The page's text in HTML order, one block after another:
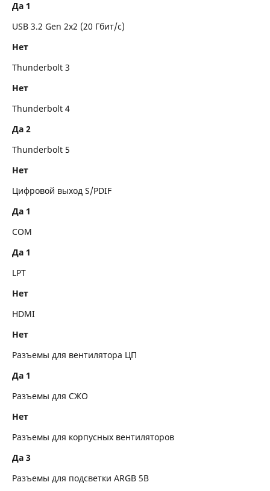
Да 1
USB 3.2 Gen 2x2 (20 Гбит/с)
Нет
Thunderbolt 3
Нет
Thunderbolt 4
Да 2
Thunderbolt 5
Нет
Цифровой выход S/PDIF
Да 1
COM
Да 1
LPT
Нет
HDMI
Нет
Разъемы для вентилятора ЦП
Да 1
Разъемы для СЖО
Нет
Разъемы для корпусных вентиляторов
Да 3
Разъемы для подсветки ARGB 5В